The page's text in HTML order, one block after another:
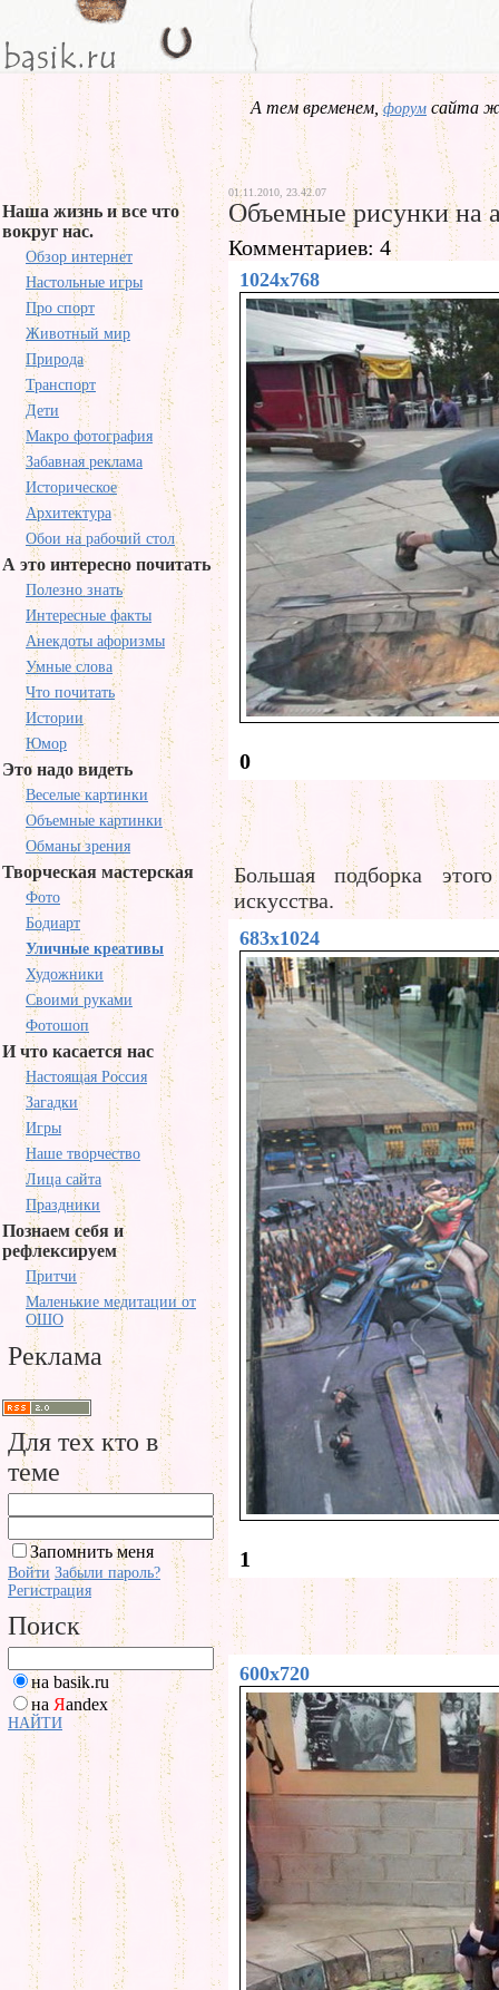
А тем временем,форум сайта
Наша жизнь и все что
вокруг нас.
Обзор интернет
Настольные игры
Про спорт
Животный мир
Природа
Транспорт
Дети
Макро фотография
Забавная реклама
Историческое
Архитектура
Обои на рабочий стол
А это интересно почитать
Полезно знать
Интересные факты
Анекдоты афоризмы
Умные слова
Что почитать
Истории
Юмор
Это надо видеть
Веселые картинки
Объемные картинки
Обманы зрения
Творческая мастерская
Фото
Бодиарт
Уличные креативы
Художники
Своими руками
Фотошоп
И что касается нас
Настоящая Россия
Загадки
Игры
Наше творчество
Лица сайта
Праздники
Познаем себя и
рефлексируем
Притчи
Маленькие медитации от
ОШО
Реклама
Для тех кто в
теме
Запомнить меня
Войти Забыли пароль?
Регистрация
Поиск
на basik.ru
на Яandex
НАЙТИ
01.11.2010, 23.42.07
Объемные рисунки на
Комментариев: 4
1024x768
0
Большая подборка
искусства.
683x1024
1
600x720